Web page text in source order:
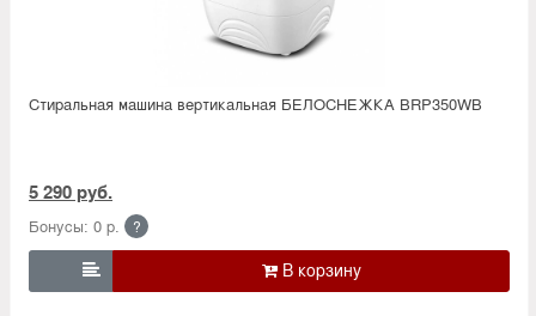
Стиральная машина вертикальная БЕЛОСНЕЖКА BRP350WB
5 290 руб.
Бонусы: 0 р. ?
